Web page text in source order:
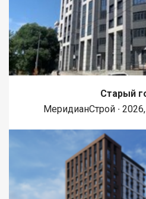
Старый
МеридианСтрой ∙